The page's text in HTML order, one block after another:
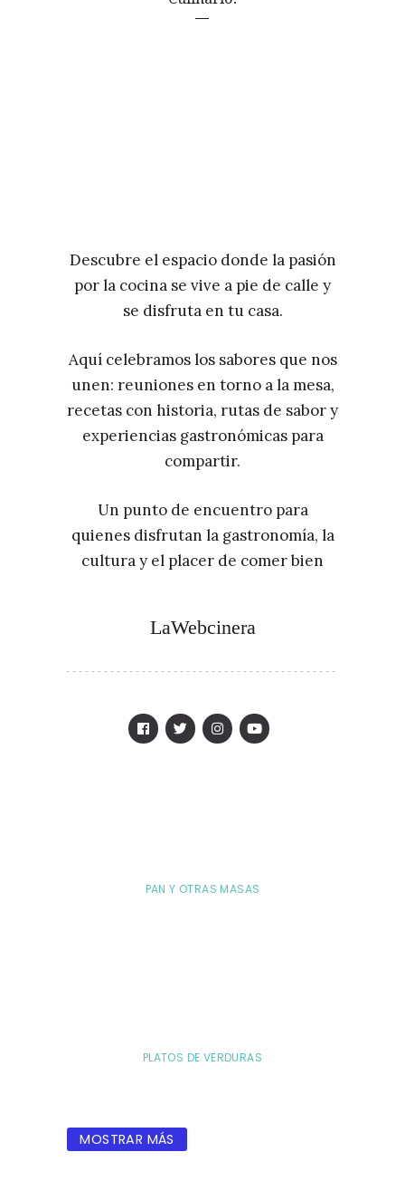
Descubre el espacio donde la pasión
por la cocina se vive a pie de calle y
se disfruta en tu casa.
Aquí celebramos los sabores que nos
unen: reuniones en torno a la mesa,
recetas con historia, rutas de sabor y
experiencias gastronómicas para
compartir.
Un punto de encuentro para
quienes disfrutan la gastronomía, la
cultura y el placer de comer bien
LaWebcinera
PAN Y OTRAS MASAS
PLATOS DE VERDURAS
MOSTRAR MÁS